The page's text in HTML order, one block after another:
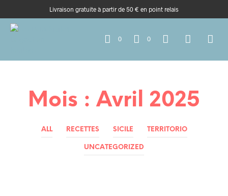
Livraison gratuite à partir de 50 € en point relais
0 0
Mois : Avril 2025
ALL RECETTES SICILE TERRITORIO
UNCATEGORIZED